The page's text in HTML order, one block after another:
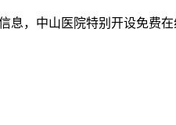
息，中山医院特别开设免费